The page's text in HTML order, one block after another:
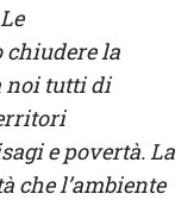
chiudere la
noi tutti di
e povertà. La
che l’ambiente